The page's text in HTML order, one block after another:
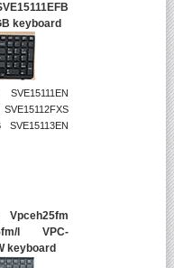
keyboard
SVE15112FXS
SVE15113EN
l VPC-
keyboard